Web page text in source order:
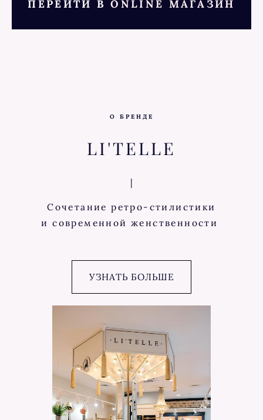
ПЕРЕЙТИ ВONLINE МАГАЗИН
О БРЕНДЕ
LI'TELLE
|
Сочетание ретро-стилистики
и современной женственности
УЗНАТЬ БОЛЬШЕ